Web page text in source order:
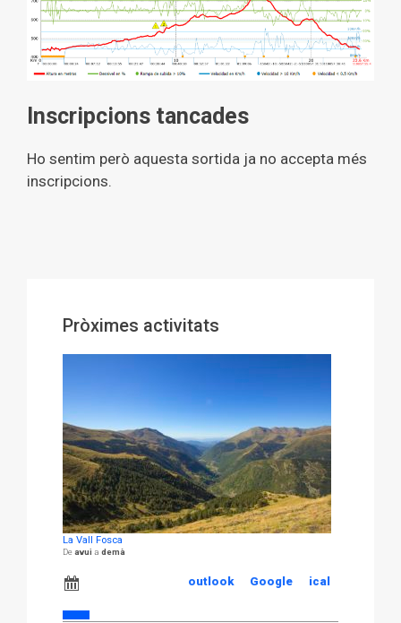
Inscripcions tancades
Ho sentim però aquesta sortida ja no accepta més
inscripcions.
Pròximes activitats
La Vall Fosca
avui demà
ical
Google
outlook